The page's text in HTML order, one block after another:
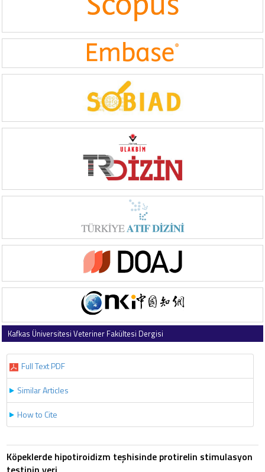
Kafkas Üniversitesi Veteriner Fakültesi Dergisi
Full Text PDF
Similar Articles
How to Cite
Köpeklerde hipotiroidizm teşhisinde protirelin stimulasyon